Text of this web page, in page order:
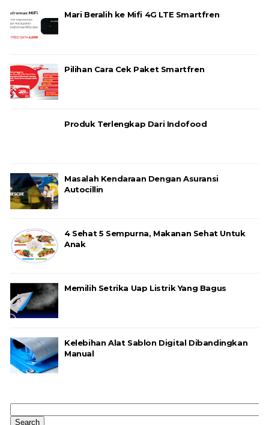
Mari Beralih ke Mifi 4G LTE Smartfren
Pilihan Cara Cek Paket Smartfren
Produk Terlengkap Dari Indofood
Masalah Kendaraan Dengan Asuransi
Autocillin
4 Sehat 5 Sempurna, Makanan Sehat Untuk
Anak
Memilih Setrika Uap Listrik Yang Bagus
Kelebihan Alat Sablon Digital Dibandingkan
Manual